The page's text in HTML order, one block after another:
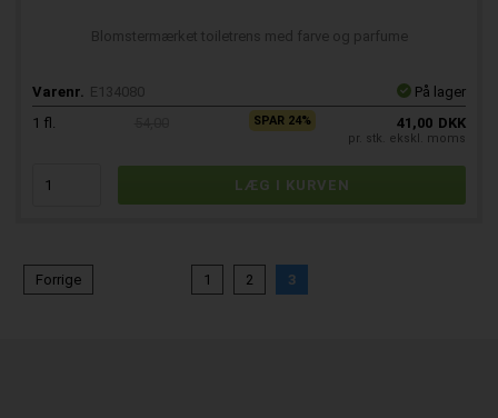
Blomstermærket toiletrens med farve og parfume
Varenr. E134080
På lager
1 fl. SPAR 24% 41,00 DKK
pr. stk. ekskl. moms
Forrige 1 2 3